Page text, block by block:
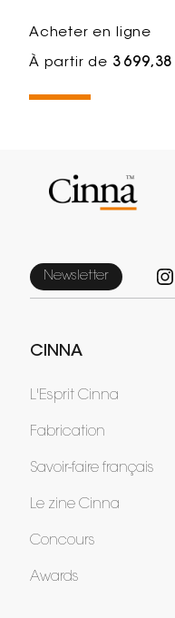
Acheter en ligne
À partir de 3 699,38
Newsletter
CINNA
L'Esprit Cinna
Fabrication
Savoir-faire français
Le zine Cinna
Concours
Awards